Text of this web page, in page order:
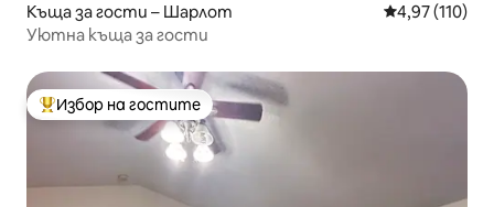
Къща за гости – Шарлот Средна
4,97 (110)
Уютна къща за гости
Най-популярен избор на гостите
Избор на гостите